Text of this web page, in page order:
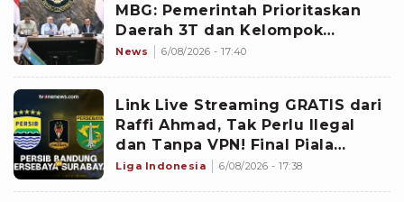
MBG: Pemerintah Prioritaskan
Daerah 3T dan Kelompok
Sasaran Prioritas
News 6/08/2026 - 17:40
Link Live Streaming GRATIS dari
Raffi Ahmad, Tak Perlu Ilegal
dan Tanpa VPN! Final Piala
Presiden 2026 Persib vs
Liga Indonesia 6/08/2026 - 17:38